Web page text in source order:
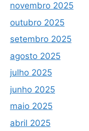
novembro 2025
outubro 2025
setembro 2025
agosto 2025
julho 2025
junho 2025
maio 2025
abril 2025